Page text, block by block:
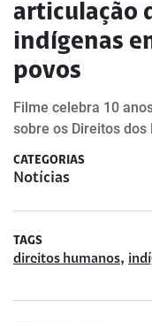
articulação
indígenas
povos
Filme celebra 10
sobre os Direitos dos
CATEGORIAS
Notícias
TAGS
direitos humanos,